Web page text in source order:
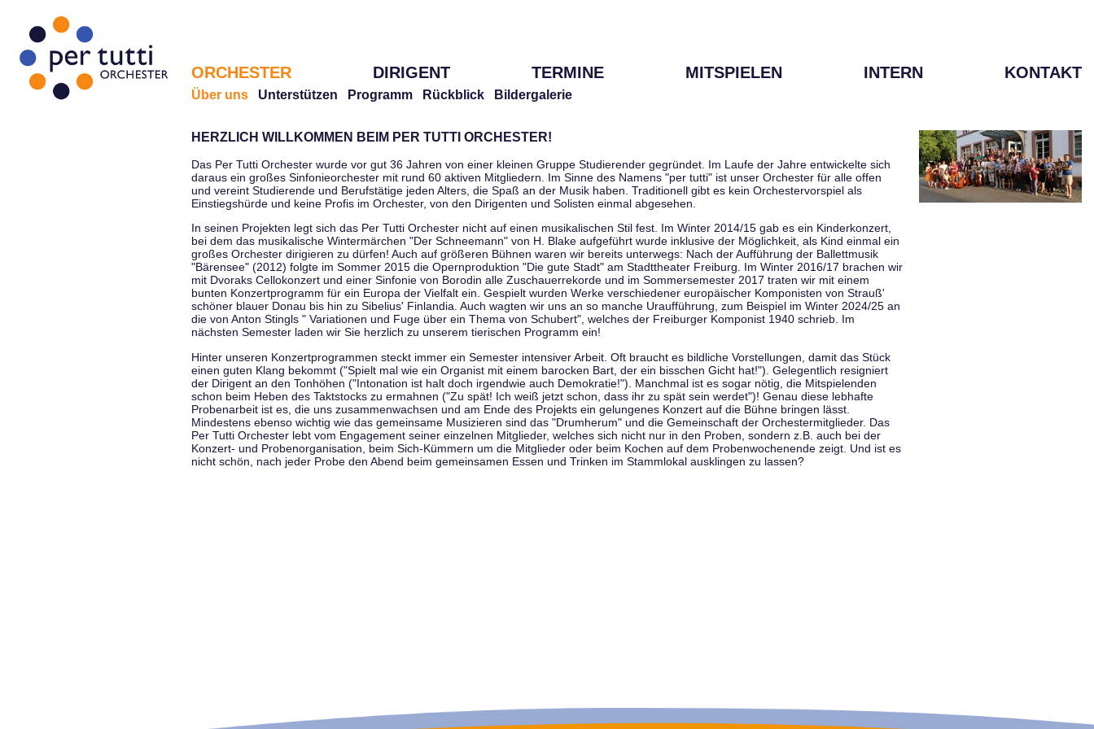
ORCHESTER DIRIGENT TERMINE MITSPIELEN INTERN KONTAKT
Über uns Unterstützen Programm Rückblick Bildergalerie
HERZLICH WILLKOMMEN BEIM PER TUTTI ORCHESTER!
Das Per Tutti Orchester wurde vor gut 36 Jahren von einer kleinen Gruppe Studierender gegründet. Im Laufe der Jahre entwickelte sich
daraus ein großes Sinfonieorchester mit rund 60 aktiven Mitgliedern. Im Sinne des Namens "per tutti" ist unser Orchester für alle offen
und vereint Studierende und Berufstätige jeden Alters, die Spaß an der Musik haben. Traditionell gibt es kein Orchestervorspiel als
Einstiegshürde und keine Profis im Orchester, von den Dirigenten und Solisten einmal abgesehen.
In seinen Projekten legt sich das Per Tutti Orchester nicht auf einen musikalischen Stil fest. Im Winter 2014/15 gab es ein Kinderkonzert,
bei dem das musikalische Wintermärchen "Der Schneemann" von H. Blake aufgeführt wurde inklusive der Möglichkeit, als Kind einmal ein
großes Orchester dirigieren zu dürfen! Auch auf größeren Bühnen waren wir bereits unterwegs: Nach der Aufführung der Ballettmusik
"Bärensee" (2012) folgte im Sommer 2015 die Opernproduktion "Die gute Stadt" am Stadttheater Freiburg. Im Winter 2016/17 brachen wir
mit Dvoraks Cellokonzert und einer Sinfonie von Borodin alle Zuschauerrekorde und im Sommersemester 2017 traten wir mit einem
bunten Konzertprogramm für ein Europa der Vielfalt ein. Gespielt wurden Werke verschiedener europäischer Komponisten von Strauß'
schöner blauer Donau bis hin zu Sibelius' Finlandia. Auch wagten wir uns an so manche Uraufführung, zum Beispiel im Winter 2024/25 an
die von Anton Stingls " Variationen und Fuge über ein Thema von Schubert", welches der Freiburger Komponist 1940 schrieb. Im
nächsten Semester laden wir Sie herzlich zu unserem tierischen Programm ein!
Hinter unseren Konzertprogrammen steckt immer ein Semester intensiver Arbeit. Oft braucht es bildliche Vorstellungen, damit das Stück
einen guten Klang bekommt ("Spielt mal wie ein Organist mit einem barocken Bart, der ein bisschen Gicht hat!"). Gelegentlich resigniert
der Dirigent an den Tonhöhen ("Intonation ist halt doch irgendwie auch Demokratie!"). Manchmal ist es sogar nötig, die Mitspielenden
schon beim Heben des Taktstocks zu ermahnen ("Zu spät! Ich weiß jetzt schon, dass ihr zu spät sein werdet")! Genau diese lebhafte
Probenarbeit ist es, die uns zusammenwachsen und am Ende des Projekts ein gelungenes Konzert auf die Bühne bringen lässt.
Mindestens ebenso wichtig wie das gemeinsame Musizieren sind das "Drumherum" und die Gemeinschaft der Orchestermitglieder. Das
Per Tutti Orchester lebt vom Engagement seiner einzelnen Mitglieder, welches sich nicht nur in den Proben, sondern z.B. auch bei der
Konzert- und Probenorganisation, beim Sich-Kümmern um die Mitglieder oder beim Kochen auf dem Probenwochenende zeigt. Und ist es
nicht schön, nach jeder Probe den Abend beim gemeinsamen Essen und Trinken im Stammlokal ausklingen zu lassen?